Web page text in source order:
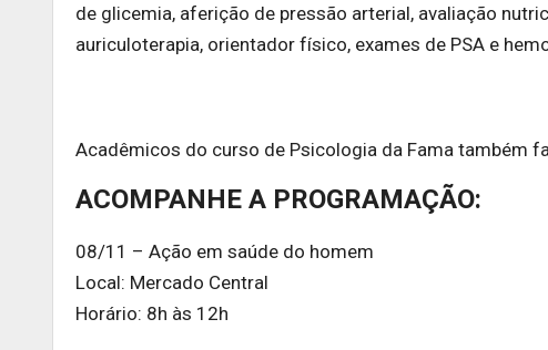
de glicemia, aferição de pressão arterial, avaliação
auriculoterapia, orientador físico, exames de PSA e
Acadêmicos do curso de Psicologia da Fama também
ACOMPANHE A PROGRAMAÇÃO:
08/11 – Ação em saúde do homem
Local: Mercado Central
Horário: 8h às 12h